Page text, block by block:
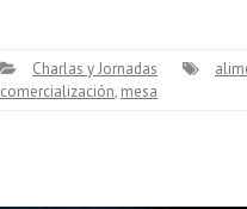
Charlas y Jornadas
comercialización, mesa